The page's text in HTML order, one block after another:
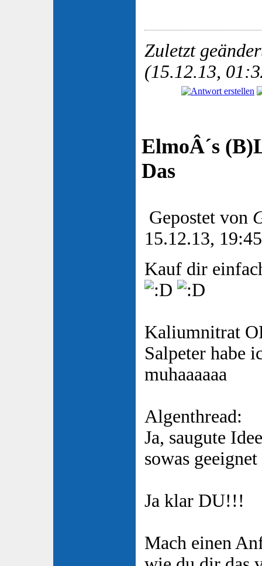
Zuletzt
(15.12.13,
ElmoÂ´s
Das
Gepostet von
15.12.13, 19:45
Kauf dir
Kaliumnitrat
Salpeter habe
muhaaaaaa
Algenthread:
Ja, saugute
sowas
Ja klar DU!!!
Mach einen